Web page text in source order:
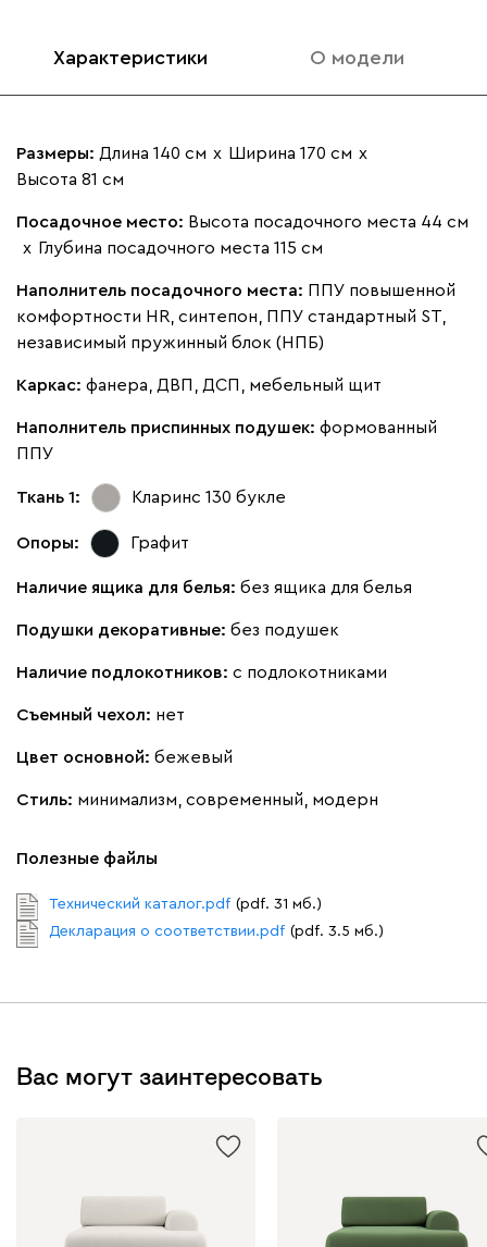
100
Винтер
Виридис Клэй Мустард Оранж
Букле
Серый
Характеристики О модели
Размеры: Длина 140 см х Ширина 170 см х
Высота 81 см
Посадочное место: Высота посадочного места 44 см
х Глубина посадочного места 115 см
Наполнитель посадочного места: ППУ повышенной
комфортности HR, синтепон, ППУ стандартный ST,
независимый пружинный блок (НПБ)
Каркас: фанера, ДВП, ДСП, мебельный щит
Наполнитель приспинных подушек: формованный
ППУ
Ткань 1: Кларинс 130 букле
Опоры: Графит
Наличие ящика для белья: без ящика для белья
Подушки декоративные: без подушек
Наличие подлокотников: с подлокотниками
Съемный чехол: нет
Цвет основной: бежевый
Стиль: минимализм, современный, модерн
Полезные файлы
Технический каталог.pdf (pdf. 31 мб.)
Декларация о соответствии.pdf (pdf. 3.5 мб.)
Вас могут заинтересовать